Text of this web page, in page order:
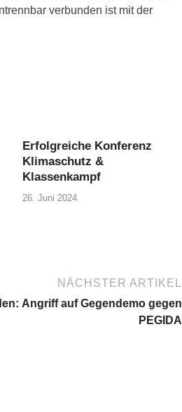
verbunden ist mit der
Erfolgreiche Konferenz
Klimaschutz &
Klassenkampf
26. Juni 2024
NÄCHSTER ARTIKEL
Angriff auf Gegendemo gegen
PEGIDA